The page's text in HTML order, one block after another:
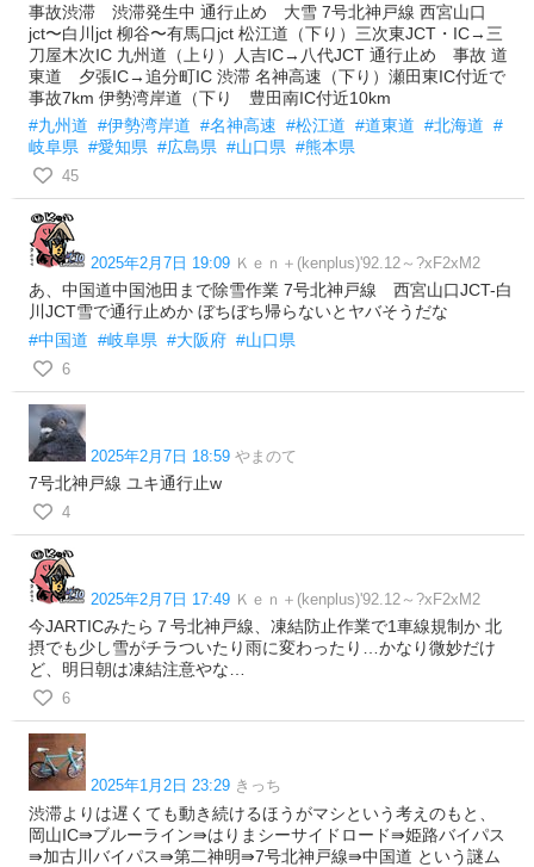
事故渋滞 渋滞発生中 通行止め 大雪 7号北神戸線 西宮山口
jct〜白川jct 柳谷〜有馬口jct 松江道（下り）三次東JCT・IC→三
刀屋木次IC 九州道（上り）人吉IC→八代JCT 通行止め 事故 道
東道 夕張IC→追分町IC 渋滞 名神高速（下り）瀬田東IC付近で
事故7km 伊勢湾岸道（下り 豊田南IC付近10km
#九州道 #伊勢湾岸道 #名神高速 #松江道 #道東道 #北海道 #
岐阜県 #愛知県 #広島県 #山口県 #熊本県
45
2025年2月7日 19:09 Ｋｅｎ＋(kenplus)'92.12～?xF2xM2
あ、中国道中国池田まで除雪作業 7号北神戸線 西宮山口JCT-白
川JCT雪で通行止めか ぼちぼち帰らないとヤバそうだな
#中国道 #岐阜県 #大阪府 #山口県
6
2025年2月7日 18:59 やまのて
7号北神戸線 ユキ通行止w
4
2025年2月7日 17:49 Ｋｅｎ＋(kenplus)'92.12～?xF2xM2
今JARTICみたら７号北神戸線、凍結防止作業で1車線規制か 北
摂でも少し雪がチラついたり雨に変わったり…かなり微妙だけ
ど、明日朝は凍結注意やな…
6
2025年1月2日 23:29 きっち
渋滞よりは遅くても動き続けるほうがマシという考えのもと、
岡山IC⇛ブルーライン⇛はりまシーサイドロード⇛姫路バイパス
⇛加古川バイパス⇛第二神明⇛7号北神戸線⇛中国道 という謎ム